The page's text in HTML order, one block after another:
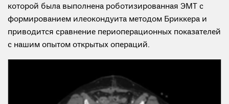
которой была выполнена роботизированная ЭМТ с
формированием илеокондуита методом Бриккера и
приводится сравнение периоперационных показателей
с нашим опытом открытых операций.